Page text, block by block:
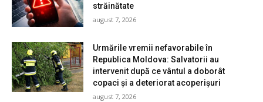
străinătate
august 7, 2026
Urmările vremii nefavorabile în
Republica Moldova: Salvatorii au
intervenit după ce vântul a doborât
copaci și a deteriorat acoperișuri
august 7, 2026